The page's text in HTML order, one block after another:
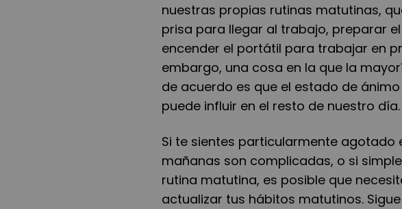
nuestras propias rutinas matutinas,
prisa para llegar al trabajo, preparar
encender el portátil para trabajar en
embargo, una cosa en la que la
de acuerdo es que el estado de
puede influir en el resto de nuestro día.
Si te sientes particularmente agotado
mañanas son complicadas, o si
rutina matutina, es posible que
actualizar tus hábitos matutinos.